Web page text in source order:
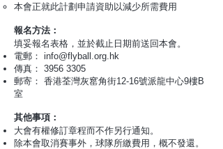
本會正就此計劃申請資助以減少所需費用
報名方法：
填妥報名表格，並於截止日期前送回本會。
電郵： info@flyball.org.hk
傳真： 3956 3305
郵寄： 香港荃灣灰窰角街12-16號派龍中心9樓B
室
其他事項：
大會有權修訂章程而不作另行通知。
除本會取消賽事外，球隊所繳費用，概不發還。